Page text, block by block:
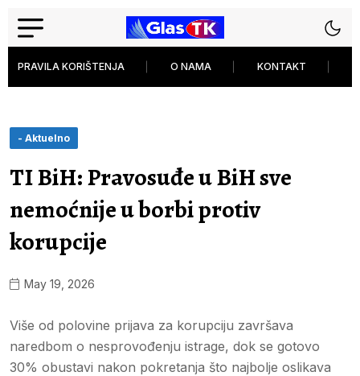
PRAVILA KORIŠTENJA O NAMA KONTAKT
- Aktuelno
TI BiH: Pravosuđe u BiH sve
nemoćnije u borbi protiv
korupcije
May 19, 2026
Više od polovine prijava za korupciju završava
naredbom o nesprovođenju istrage, dok se gotovo
30% obustavi nakon pokretanja što najbolje oslikava